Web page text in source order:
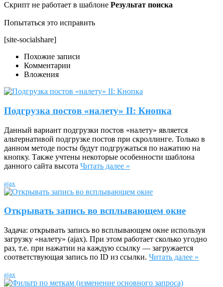
Скрипт не работает в шаблоне Результат поиска
Попытаться это исправить
[site-socialshare]
Похожие записи
Комментарии
Вложения
Подгрузка постов «налету» II: Кнопка
Данный вариант подгрузки постов «налету» является
альтернативой подгрузке постов при скроллинге. Только в
данном методе посты будут подгружаться по нажатию на
кнопку. Также учтены некоторые особенности шаблона
данного сайта высота Читать далее »
ajax
Открывать запись во всплывающем окне
Задача: открывать запись во всплывающем окне используя
загрузку «налету» (ajax). При этом работает сколько угодно
раз, т.е. при нажатии на каждую ссылку — загружается
соответствующая запись по ID из ссылки. Читать далее »
ajax